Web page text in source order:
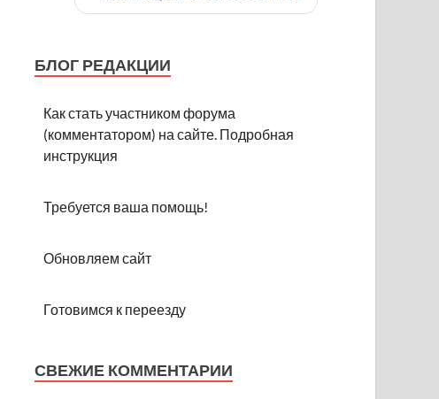
БЛОГ РЕДАКЦИИ
Как стать участником форума
(комментатором) на сайте. Подробная
инструкция
Требуется ваша помощь!
Обновляем сайт
Готовимся к переезду
СВЕЖИЕ КОММЕНТАРИИ